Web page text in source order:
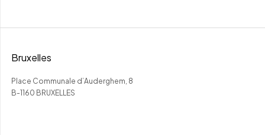
Bruxelles
Place Communale d’Auderghem, 8
B-1160 BRUXELLES